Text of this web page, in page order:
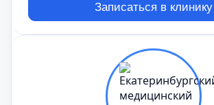
Записаться в клинику